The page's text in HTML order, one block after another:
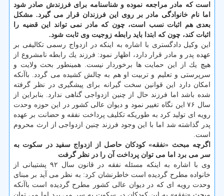
است كه مادر مراجعه نموده و شناسنامه برای فرزندش صادر شود
اما نام خانوادگی مادر بر روی این فرزندان قرار می گیرد. مشكل
بعدی هم اثبات نسب است، چون كه مادر نمی تواند این قضیه را
اثبات كند، چون كه ابتدا باید رابطه زوجیت وی ثابت شود.
این وكیل دادگستری با اشاره به اینكه در ازدواج رسمی تكالیفی بر
عهده پدر و مادر قرار دارد، اظهار نمود: فرزند یك رابطه نامشروع از
هیچ یك از این حمایت ها برخوردار نیست. همینطور بحث ولایت و
سرپرستی و تعلیم و تربیت او هم به چالش كشیده می گردد. باآنكه
امكان دارد این قوانین سخت گیرانه برای پیشگیری در نظر گرفته
شده باشد اما فرزند حال از چنین ازدواجی گناهی ندارد. بنابراین از
سال ۷۶ این نگاه تغییر نمود و دیوان عالی كشور در این حوزه وحدت
رویه ای تولید كرد به طوریكه تكلیف پرداخت نفقه و حضانت بر عهده
پدر گذاشته شد اما با این وجود فرزند چنین ازدواجی از ارث محروم
است.
اگرچه مبحث «نفقه» كودكان حاصل از ازدواج سفید در سكوت به
سر می برد اما می توان پرداخت آن را در نظر گرفت
وی با اشاره به اینكه مسئله نفقه در قانون سال ۹۲ پشتیبانی از
خانواده مطرح گردیده است خاطرنشان كرد: به نظر می آید بر مبنای
وحدت رویه ای كه در دیوان عالی كشور مطرح گردیده است باآنكه
مبحث «نفقه» به این كودكان در سكوت به سر می برد اما می توان